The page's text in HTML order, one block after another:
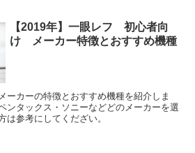
【2019年】一眼レフ 初心者向
け メーカー特徴とおすすめ機種
ーカーの特徴とおすすめ機種を紹介しま
ンタックス・ソニーなどどのメーカーを選
は参考にしてくだざい。